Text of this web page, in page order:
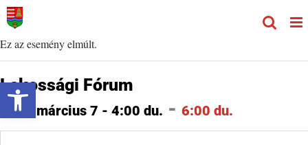
Eszköztár megnyitása
Kihagyás
Ez az esemény elmúlt.
Lakossági Fórum
2022 március 7 - 4:00 du. - 6:00 du.